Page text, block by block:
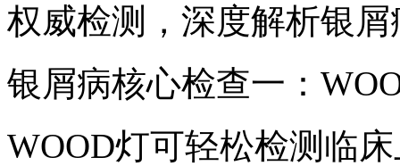
权威检测，深度解析银屑
银屑病核心检查一：
WOOD灯可轻松检测临